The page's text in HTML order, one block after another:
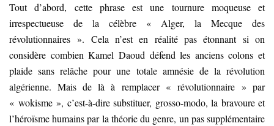
Tout d’abord, cette phrase est une tournure moqueuse et
irrespectueuse de la célèbre « Alger, la Mecque des
révolutionnaires ». Cela n’est en réalité pas étonnant si on
considère combien Kamel Daoud défend les anciens colons et
plaide sans relâche pour une totale amnésie de la révolution
algérienne. Mais de là à remplacer « révolutionnaire » par
« wokisme », c’est-à-dire substituer, grosso-modo, la bravoure et
l’héroïsme humains par la théorie du genre, un pas supplémentaire